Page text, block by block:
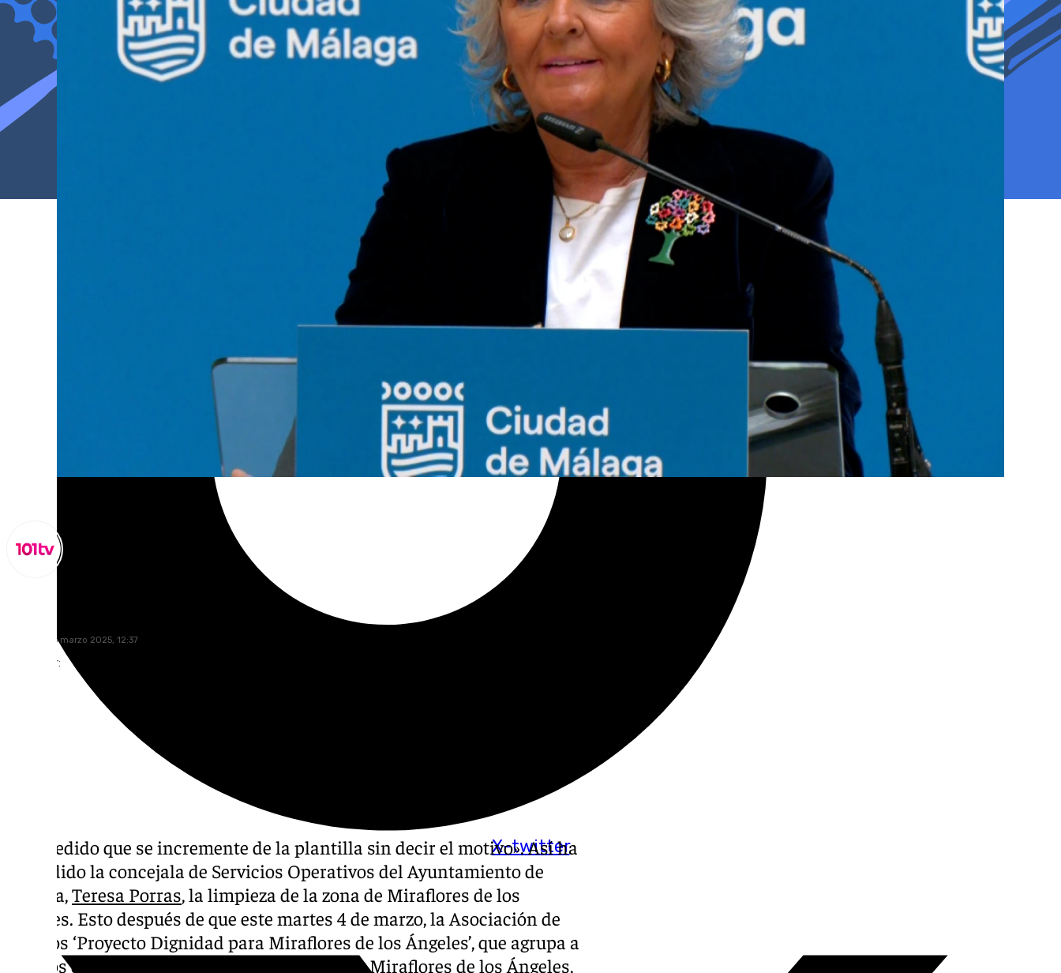
X-twitter
miércoles, 5 marzo 2025, 12:37
Compartir:
Han pedido que se incremente de la plantilla sin decir el motivo». Así ha
defendido la concejala de Servicios Operativos del Ayuntamiento de
Málaga,Teresa Porras, la limpieza de la zona de Miraflores de los
Ángeles. Esto después de que este martes 4 de marzo, la Asociación de
Vecinos ‘Proyecto Dignidad para Miraflores de los Ángeles’, que agrupa a
vecinos de Camino Suárez, Victoria Eugenia y Miraflores de los Ángeles,